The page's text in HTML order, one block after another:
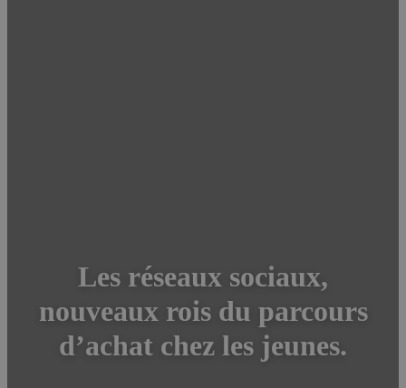
Les réseaux sociaux,
nouveaux rois du parcours
d’achat chez les jeunes.